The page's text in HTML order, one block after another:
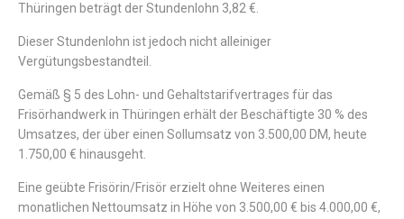
Thüringen beträgt der Stundenlohn 3,82 €.
Dieser Stundenlohn ist jedoch nicht alleiniger
Vergütungsbestandteil.
Gemäß § 5 des Lohn- und Gehaltstarifvertrages für das
Frisörhandwerk in Thüringen erhält der Beschäftigte 30 % des
Umsatzes, der über einen Sollumsatz von 3.500,00 DM, heute
1.750,00 € hinausgeht.
Eine geübte Frisörin/Frisör erzielt ohne Weiteres einen
monatlichen Nettoumsatz in Höhe von 3.500,00 € bis 4.000,00 €,